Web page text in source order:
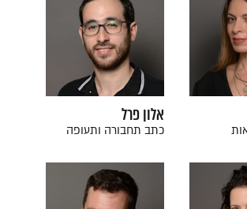
אלון פרל
כתב תחבורה ותעופה